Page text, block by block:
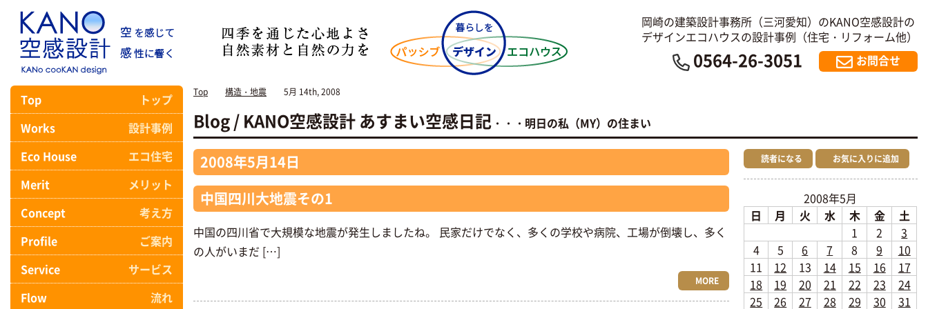
岡崎の建築設計事務所（三河愛知）のKANO空感設計の
デザインエコハウスの設計事例（住宅・リフォーム他）
0564-26-3051 お問合せ
Top
トップ
Works
設計事例
Eco House
エコ住宅
Merit
メリット
Concept
考え方
Profile
ご案内
Service
サービス
Flow
流れ
Top 構造・地震 5月 14th, 2008
Blog / KANO空感設計 あすまい空感日記 ・・・明日の私（MY）の住まい
2008年5月14日
中国四川大地震その1
中国の四川省で大規模な地震が発生しましたね。 民家だけでなく、多くの学校や病院、工場が倒壊し、多く
の人がいまだ […]
MORE
読者になる お気に入りに追加
2008年5月
日
月 火 水 木 金
土
1
2
3
4
5 6 7 8 9
10
11
12 13 14 15 16
17
18
19 20 21 22 23
24
25
26 27 28 29 30 31